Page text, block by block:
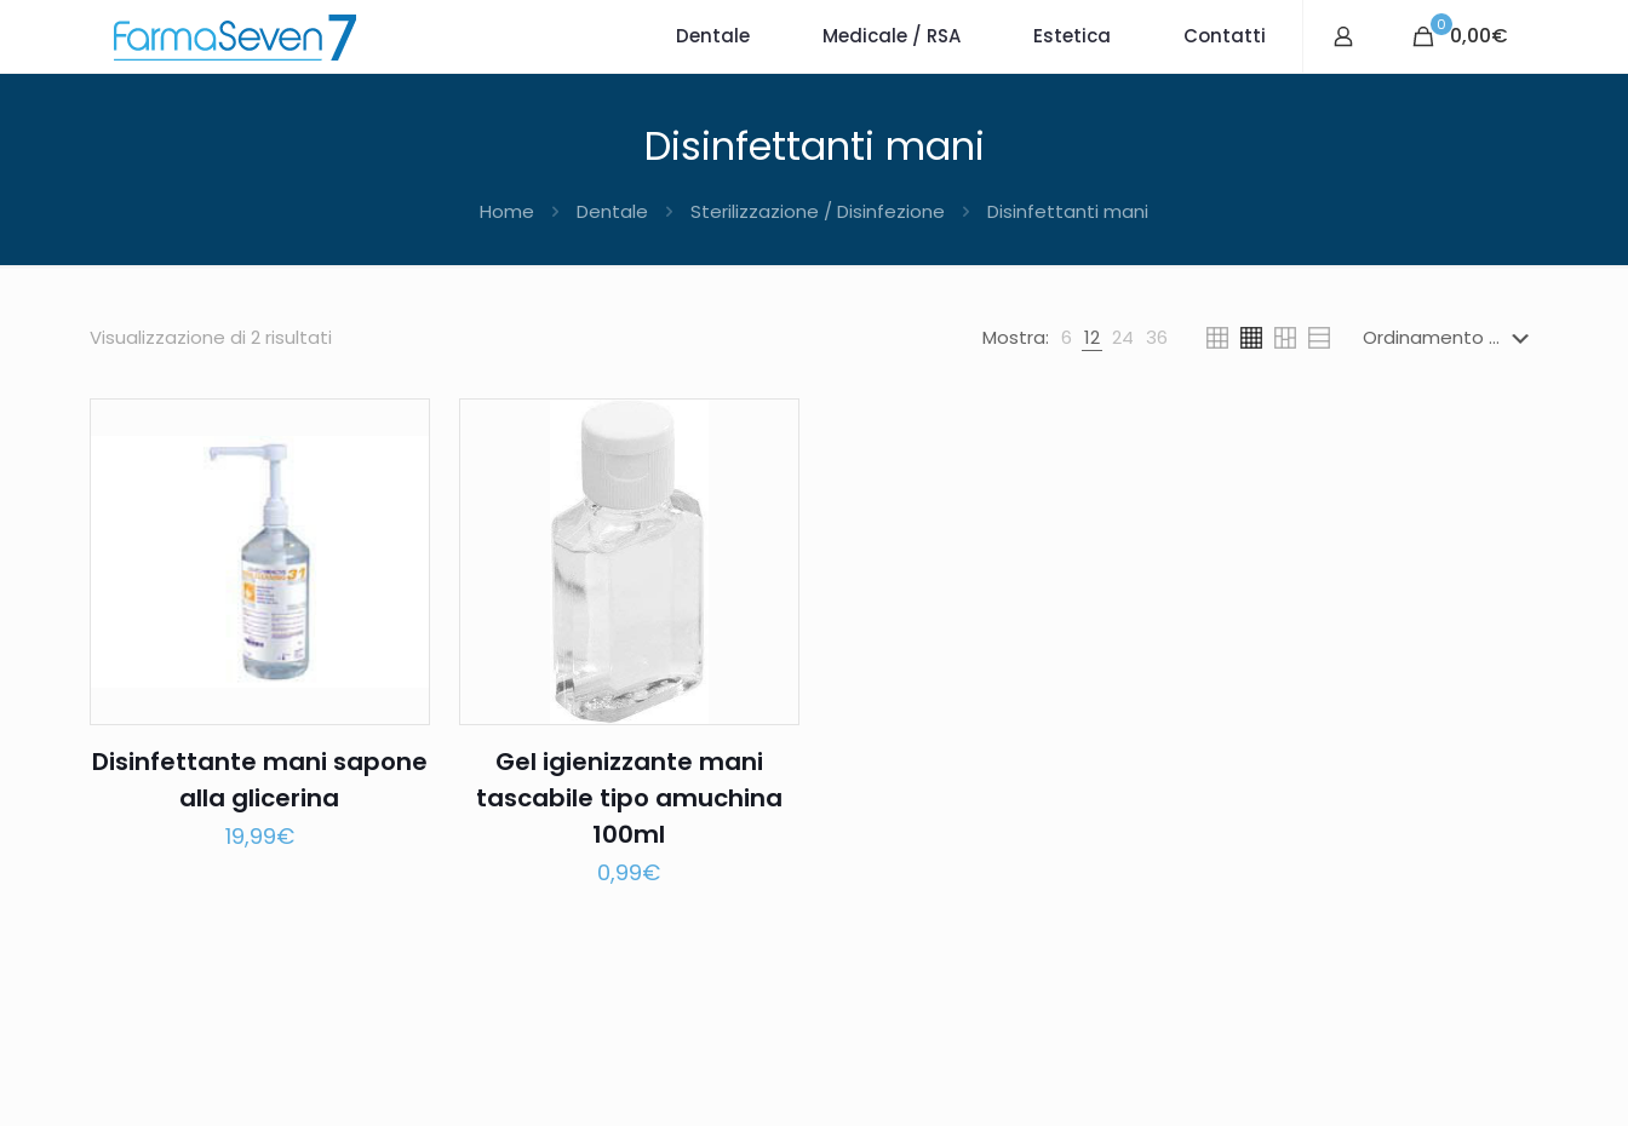
Dentale Medicale / RSA Estetica Contatti 0 0,00€
Disinfettanti mani
Home Dentale Sterilizzazione / Disinfezione Disinfettanti mani
Visualizzazione di 2 risultati Mostra: 6 12 24 36
Disinfettante mani sapone
alla glicerina
19,99€
Gel igienizzante mani
tascabile tipo amuchina
100ml
0,99€